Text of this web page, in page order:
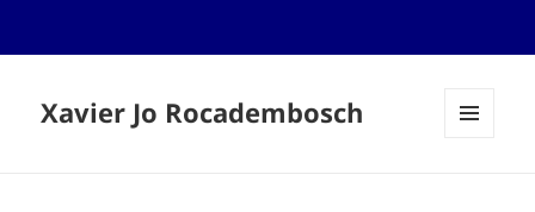
Xavier Jo Rocadembosch